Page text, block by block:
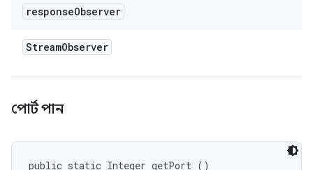
responseObserver
StreamObserver
পোর্ট পান
public static Integer getPort ()